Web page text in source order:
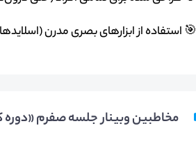
🎯 استفاده از ابزارهای بصری مدرن
مخاطبین وبینار جلسه صفرم